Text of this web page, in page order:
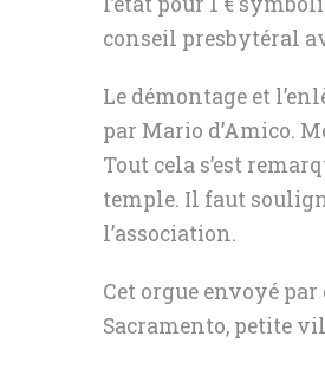
conseil presbytéral
Le démontage et
par Mario d’Amico.
Tout cela s’est
temple. Il faut
l’association.
Cet orgue envoyé
Sacramento, petite